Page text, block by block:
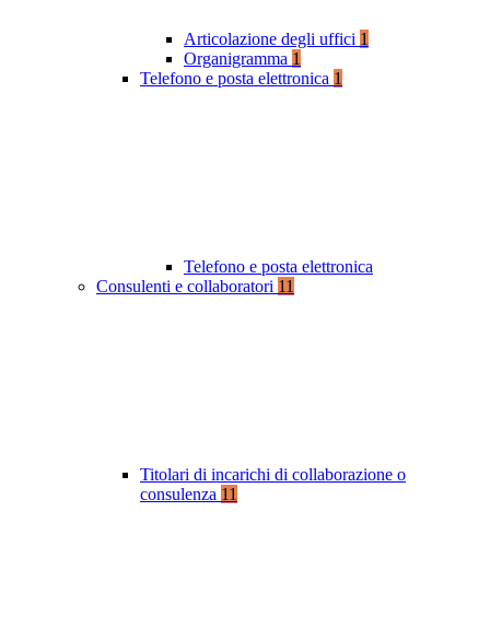
Articolazione degli uffici 1
Organigramma 1
Telefono e posta elettronica 1
Telefono e posta elettronica
Consulenti e collaboratori 11
Titolari di incarichi di collaborazione o
consulenza 11